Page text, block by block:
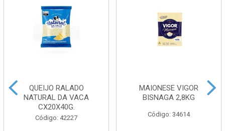
QUEIJO RALADO
NATURAL DA VACA
CX20X40G.
Código: 42227
MAIONESE VIGOR
BISNAGA 2,8KG
Código: 34614